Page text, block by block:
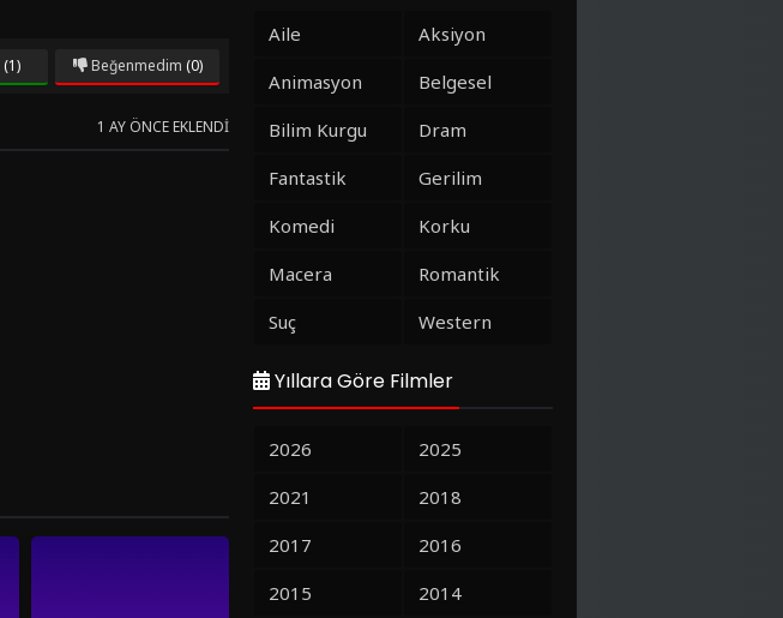
(1) Beğenmedim (0)
1 AY ÖNCE EKLENDI
Aile
Aksiyon
Animasyon
Belgesel
Bilim Kurgu
Dram
Fantastik
Gerilim
Komedi
Korku
Macera
Romantik
Suç
Western
Yıllara Göre Filmler
2026
2025
2021
2018
2017
2016
2015
2014